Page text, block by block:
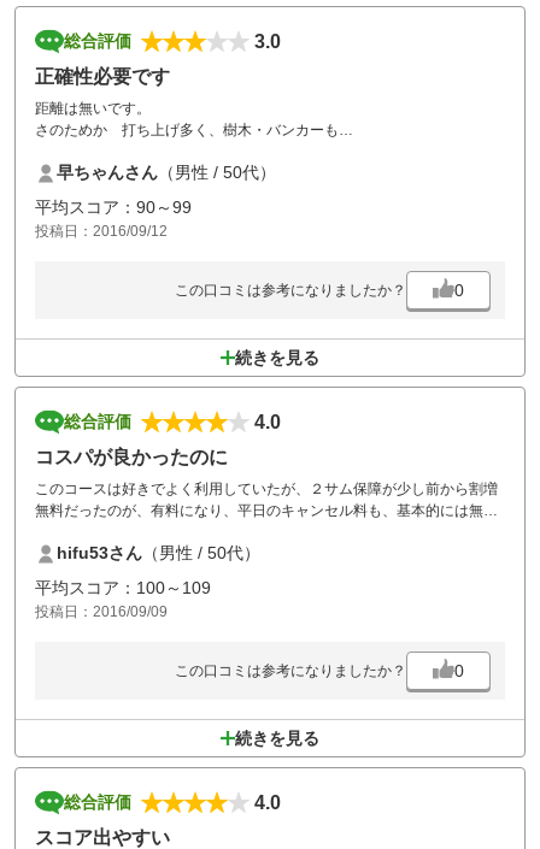
総合評価
3.0
正確性必要です
距離は無いです。
さのためか 打ち上げ多く、樹木・バンカーも
正確性必要です。
早ちゃんさん （男性 / 50代）
平均スコア：90～99
投稿日：2016/09/12
この口コミは参考になりましたか？ 0
続きを見る
総合評価
4.0
コスパが良かったのに
このコースは好きでよく利用していたが、２サム保障が少し前から割増
無料だったのが、有料になり、平日のキャンセル料も、基本的には無料
まった。仕事上、急に休みがとれなくなることがあるので、気軽に予約
できなくなり残念です。
hifu53さん （男性 / 50代）
平均スコア：100～109
投稿日：2016/09/09
この口コミは参考になりましたか？ 0
続きを見る
総合評価
4.0
スコア出やすい